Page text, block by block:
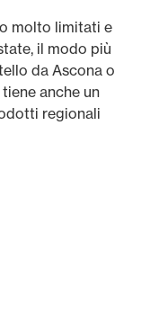
molto limitati e
il modo più
da Ascona o
anche un
regionali